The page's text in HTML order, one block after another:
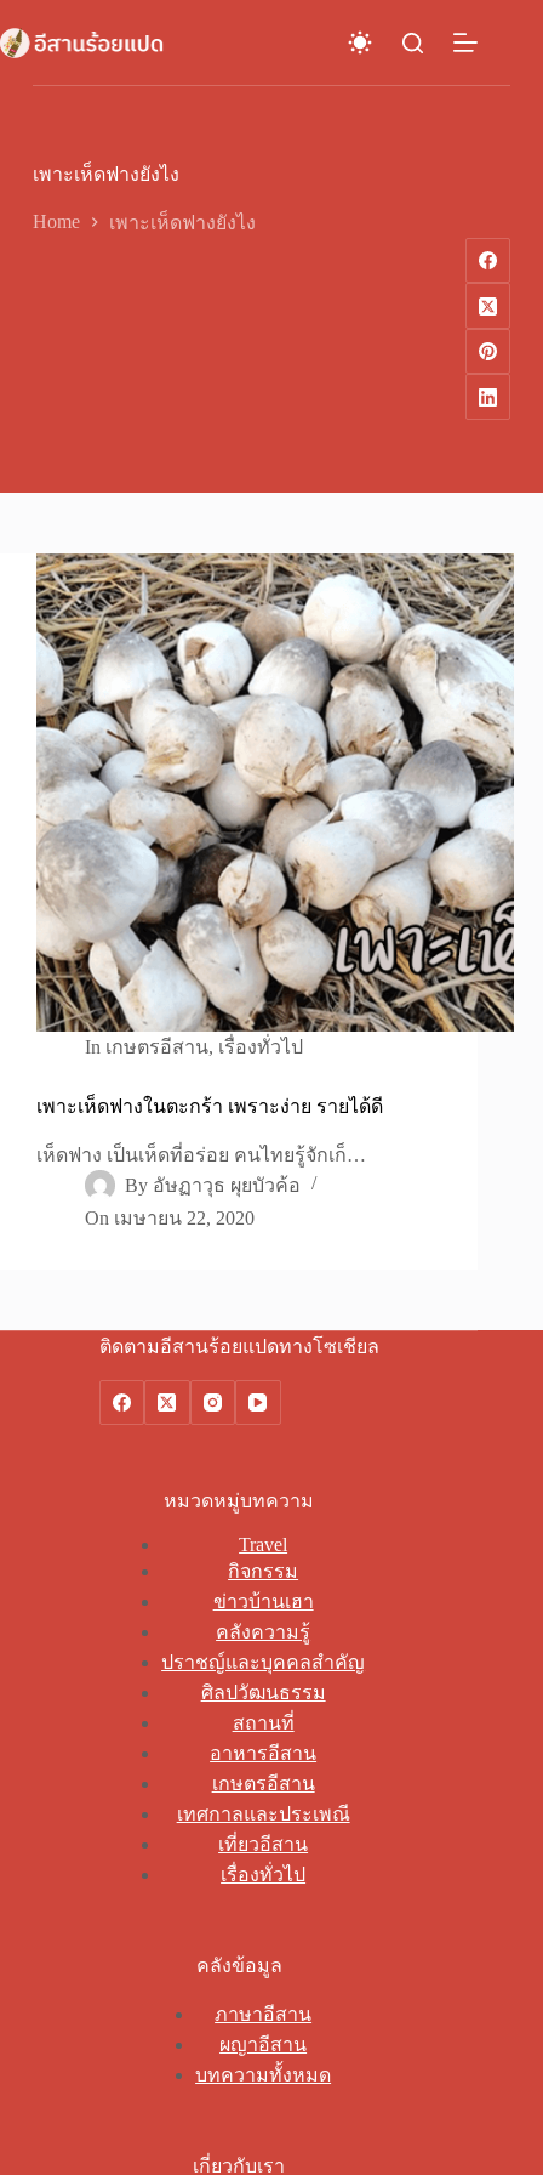
to
content
เพาะเห็ดฟางยังไง
Home เพาะเห็ดฟางยังไง
In เกษตรอีสาน, เรื่องทั่วไป
เพาะเห็ดฟางในตะกร้า เพราะง่าย รายได้ดี
เห็ดฟาง เป็นเห็ดที่อร่อย คนไทยรู้จักเก็…
By อัษฏาวุธ ผุยบัวค้อ
On เมษายน 22, 2020
ติดตามอีสานร้อยแปดทางโซเชียล
หมวดหมู่บทความ
Travel
กิจกรรม
ข่าวบ้านเฮา
คลังความรู้
ปราชญ์และบุคคลสำคัญ
ศิลปวัฒนธรรม
สถานที่
อาหารอีสาน
เกษตรอีสาน
เทศกาลและประเพณี
เที่ยวอีสาน
เรื่องทั่วไป
คลังข้อมูล
ภาษาอีสาน
ผญาอีสาน
บทความทั้งหมด
เกี่ยวกับเรา